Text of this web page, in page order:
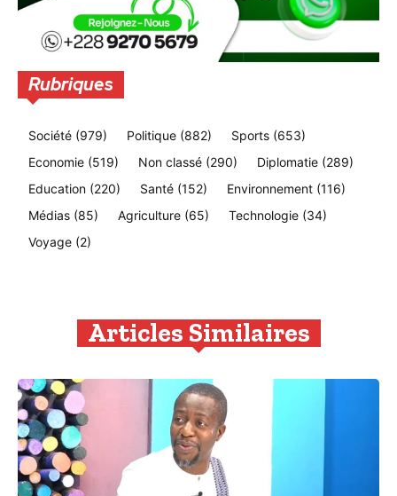
Rubriques
Société (979) Politique (882) Sports (653)
Economie (519) Non classé (290) Diplomatie (289)
Education (220) Santé (152) Environnement (116)
Médias (85) Agriculture (65) Technologie (34)
Voyage (2)
Articles Similaires